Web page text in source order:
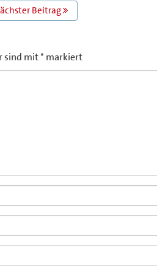
Beitrag
sind mit* markiert